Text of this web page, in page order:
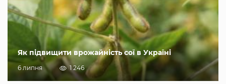
Як підвищити врожайність сої в Україні
6 липня 1 246